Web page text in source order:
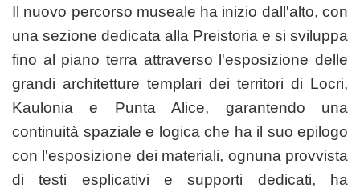
Il nuovo percorso museale ha inizio dall'alto, con
una sezione dedicata alla Preistoria e si sviluppa
fino al piano terra attraverso l'esposizione delle
grandi architetture templari dei territori di Locri,
Kaulonia e Punta Alice, garantendo una
continuità spaziale e logica che ha il suo epilogo
con l'esposizione dei materiali, ognuna provvista
di testi esplicativi e supporti dedicati, ha